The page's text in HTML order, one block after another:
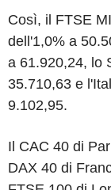
Così, il FTSE
dell'1,0% a
a 61.920,24, lo
35.710,63 e
9.102,95.
Il CAC 40 di
DAX 40 di